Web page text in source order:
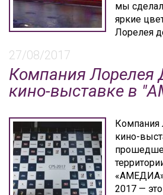
мы
яркие
Лорелея
27/08/2017
Компания Лорелея
кино-выставке в
Компания
кино-
2017 —